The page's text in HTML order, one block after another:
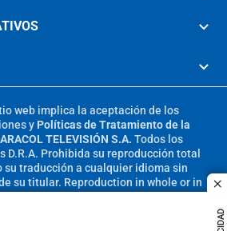
web implica la aceptación de los
y Políticas de Tratamiento de la
TELEVISIÓN S.A. Todos los
D.R.A. Prohibida su reproducción total
su traducción a cualquier idioma sin
su titular. Reproduction in whole or in